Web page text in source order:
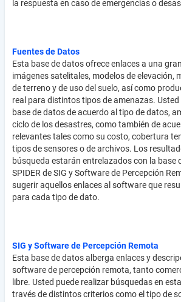
la respuesta en caso de emergencias o
Fuentes de Datos
Esta base de datos ofrece enlaces a una
imágenes satelitales, modelos de elevación,
de terreno y de uso del suelo, así como
real para distintos tipos de amenazas. Usted
base de datos de acuerdo al tipo de datos,
ciclo de los desastres, como también de
relevantes tales como su costo, cobertura
tipos de sensores o de archivos. Los
búsqueda estarán entrelazados con la base
SPIDER de SIG y Software de Percepción
sugerir aquellos enlaces al software que
para cada tipo de dato.
SIG y Software de Percepción Remota
Esta base de datos alberga enlaces y
software de percepción remota, tanto
libre. Usted puede realizar búsquedas en
través de distintos criterios como el tipo de